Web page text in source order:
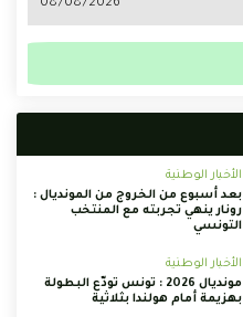
الأخبار الوطنية
بعد أسبوع من الخروج من المونديال :
رونار ينهي تجربته مع المنتخب
التونسي
الأخبار الوطنية
مونديال 2026 : تونس تودّع البطولة
بهزيمة أمام هولندا بثلاثية